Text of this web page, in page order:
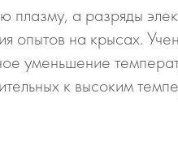
а разряды
опытов на крысах.
уменьшение
к высоким